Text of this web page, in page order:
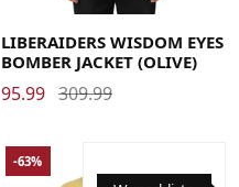
Medium X-Large
LIBERAIDERS WISDOM EYES
BOMBER JACKET (OLIVE)
95.99 309.99
-63%